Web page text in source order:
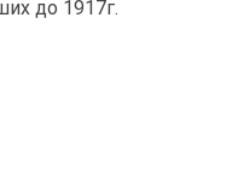
до 1917г.